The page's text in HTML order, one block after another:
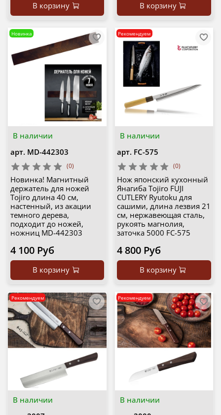
В корзину В корзину
В наличии
Новинка
арт. MD-442303
(0)
Новинка! Магнитный
держатель для ножей
Tojiro длина 40 см,
настенный, из акации
темного дерева,
подходит до ножей,
ножниц MD-442303
4 100 Руб
В корзину
В наличии
Рекомендуем
арт. FC-575
(0)
Нож японский кухонный
Янагиба Tojiro FUJI
CUTLERY Ryutoku для
сашими, длина лезвия 21
см, нержавеющая сталь,
рукоять магнолия,
заточка 5000 FC-575
4 800 Руб
В корзину
В наличии
Рекомендуем
В наличии
Рекомендуем